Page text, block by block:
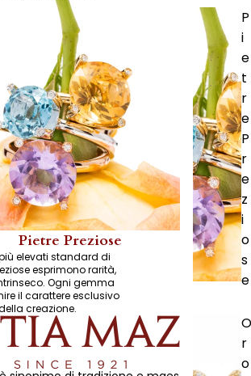
P
i
e
t
r
e
P
r
e
z
i
o
s
e
O
r
o
Pietre Preziose
elevati standard di
esprimono rarità,
Ogni gemma
il carattere esclusivo
creazione.